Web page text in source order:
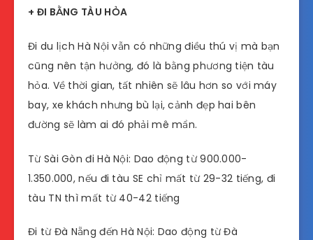
+ ĐI BẰNG TÀU HỎA
Đi du lịch Hà Nội vẫn có những điều thú vị mà bạn
cũng nên tận hưởng, đó là bằng phương tiện tàu
hỏa. Về thời gian, tất nhiên sẽ lâu hơn so với máy
bay, xe khách nhưng bù lại, cảnh đẹp hai bên
đường sẽ làm ai đó phải mê mẩn.
Từ Sài Gòn đi Hà Nội: Dao động từ 900.000-
1.350.000, nếu đi tàu SE chỉ mất từ 29-32 tiếng, đi
tàu TN thì mất từ 40-42 tiếng
Đi từ Đà Nẵng đến Hà Nội: Dao động từ Đà